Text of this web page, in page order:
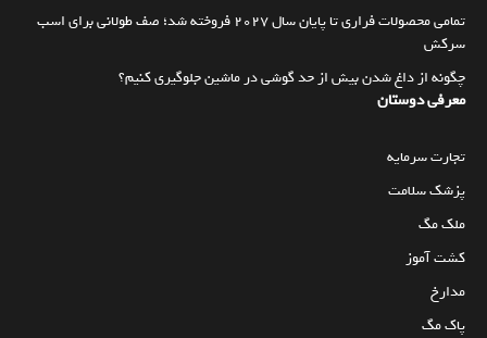
تمامی محصولات فراری تا پایان سال ۲۰۲۷ فروخته شد؛ صف طولانی برای اسب
سرکش
چگونه از داغ شدن بیش از حد گوشی در ماشین جلوگیری کنیم؟
معرفی دوستان
تجارت سرمایه
پزشک سلامت
ملک مگ
کشت آموز
مدارخ
پاک مگ